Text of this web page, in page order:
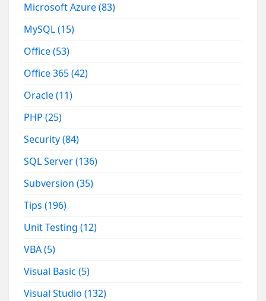
Microsoft Azure(83)
MySQL(15)
Office(53)
Office 365(42)
Oracle(11)
PHP(25)
Security(84)
SQL Server(136)
Subversion(35)
Tips(196)
Unit Testing(12)
VBA(5)
Visual Basic(5)
Visual Studio(132)